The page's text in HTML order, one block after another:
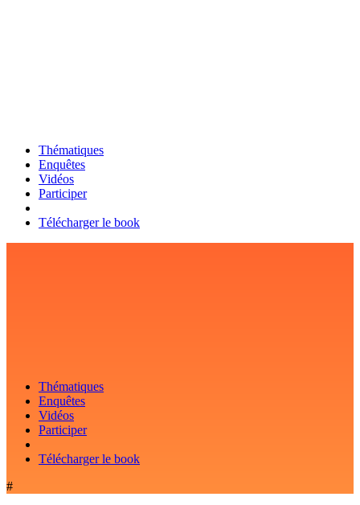
Thématiques
Enquêtes
Vidéos
Participer
Télécharger le book
Thématiques
Enquêtes
Vidéos
Participer
Télécharger le book
#